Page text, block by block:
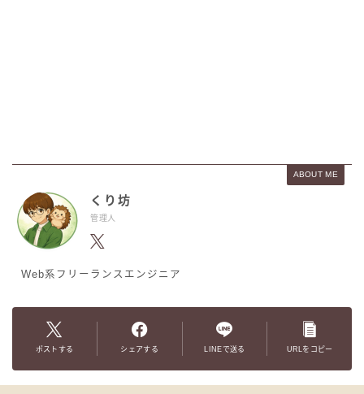
ABOUT ME
くり坊
管理人
Web系フリーランスエンジニア
ポストする シェアする LINEで送る URLをコピー